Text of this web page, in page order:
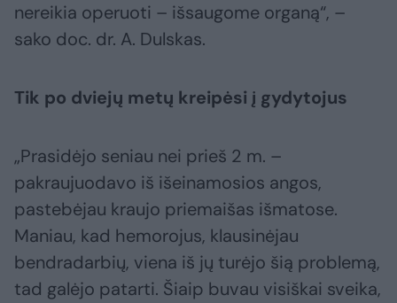
nereikia operuoti – išsaugome organą“, –
sako doc. dr. A. Dulskas.
Tik po dviejų metų kreipėsi į gydytojus
„Prasidėjo seniau nei prieš 2 m. –
pakraujuodavo iš išeinamosios angos,
pastebėjau kraujo priemaišas išmatose.
Maniau, kad hemorojus, klausinėjau
bendradarbių, viena iš jų turėjo šią problemą,
tad galėjo patarti. Šiaip buvau visiškai sveika,